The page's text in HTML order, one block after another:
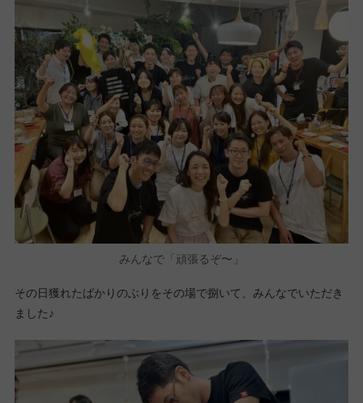
みんなで「頑張るぞ〜」
その日獲れたばかりのぶりをその場で捌いて、みんなでいただき
ました♪